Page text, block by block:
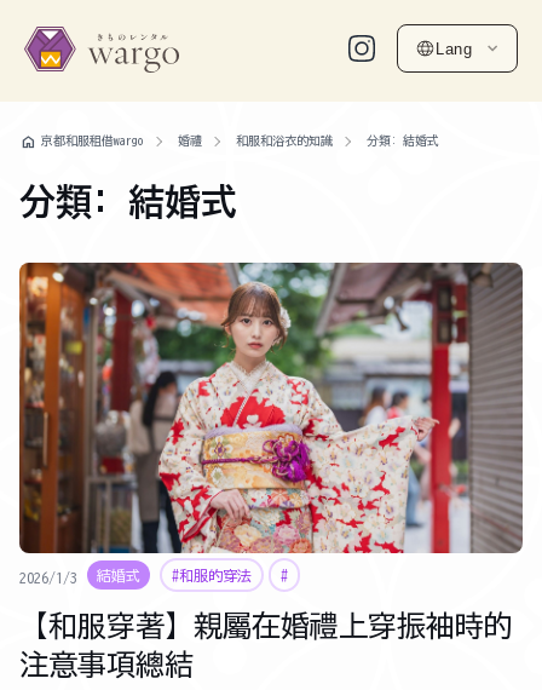
Lang
home 京都和服租借wargo 婚禮 和服和浴衣的知識 分類: 結婚式
分類: 結婚式
2026/1/3 結婚式 #和服的穿法 #
【和服穿著】親屬在婚禮上穿振袖時的
注意事項總結